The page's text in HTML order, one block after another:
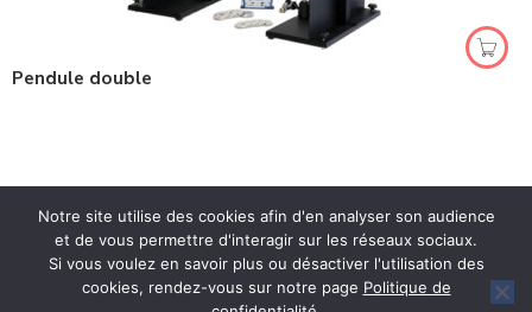
Pendule double
Spécialiste en Ingénierie Pédagogique
Notre site utilise des cookies afin d'en analyser son audience
et de vous permettre d'interagir sur les réseaux sociaux.
Si vous voulez en savoir plus ou désactiver l'utilisation des
cookies, rendez-vous sur notre page Politique de